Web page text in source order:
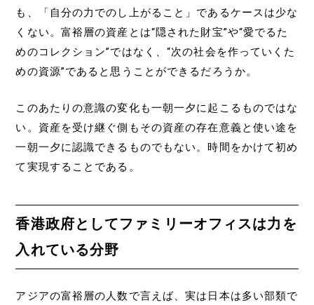
も、「自分の力でのし上がること」であるケースは少な
くない。富裕層の資産とは“隠された財宝”や“愛でるた
めのコレクション”ではなく、“次の社会を作っていくた
めの資源”であると思うことができるだろうか。
このあたりの意識の変化も一朝一夕に起こるものではな
い。資産を受け継ぐ側もその資産の存在意義と使い途を
一朝一夕に認識できるものでもない。時間をかけて初め
て実現することである。
香港政府としてファミリーオフィスは力を
入れている分野
アジアの富裕層の人数で言えば、実は日本は多い部類で